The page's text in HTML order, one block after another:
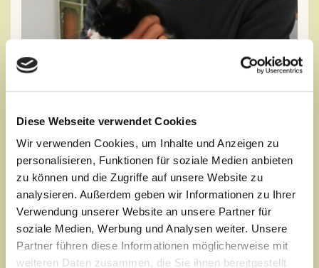
Diese Webseite verwendet Cookies
Wir verwenden Cookies, um Inhalte und Anzeigen zu
personalisieren, Funktionen für soziale Medien anbieten
zu können und die Zugriffe auf unsere Website zu
analysieren. Außerdem geben wir Informationen zu Ihrer
Verwendung unserer Website an unsere Partner für
soziale Medien, Werbung und Analysen weiter. Unsere
Partner führen diese Informationen möglicherweise mit
weiteren Daten zusammen, die Sie ihnen bereitgestellt
Marion Flad, verheiratet, geboren in Mannheim.
Physiotherapeutin, klassische Yogalehrerin
Werdegang:
• Abschluss Staatsexamen Physiotherapie in Mannheim am
Universitätsklinikum Mannheim.